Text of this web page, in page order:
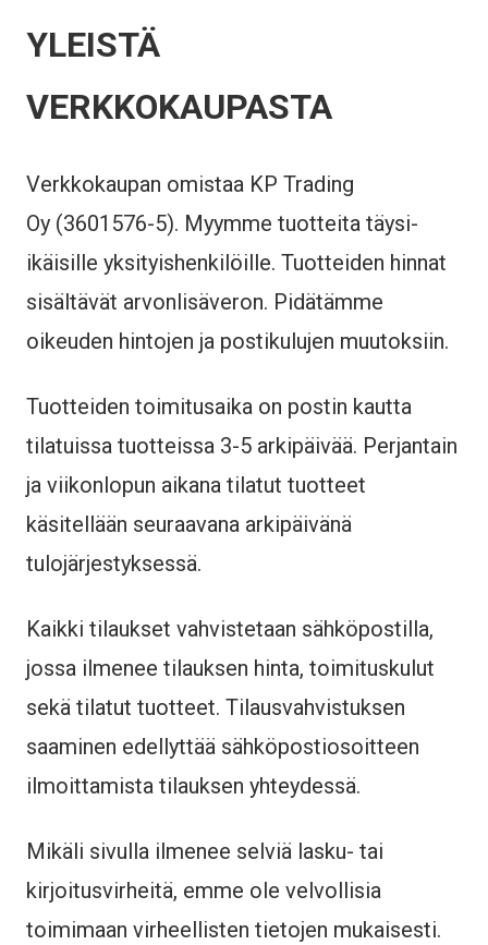
YLEISTÄ
VERKKOKAUPASTA
Verkkokaupan omistaa KP Trading
Oy (3601576-5). Myymme tuotteita täysi-
ikäisille yksityishenkilöille. Tuotteiden hinnat
sisältävät arvonlisäveron. Pidätämme
oikeuden hintojen ja postikulujen muutoksiin.
Tuotteiden toimitusaika on postin kautta
tilatuissa tuotteissa 3-5 arkipäivää. Perjantain
ja viikonlopun aikana tilatut tuotteet
käsitellään seuraavana arkipäivänä
tulojärjestyksessä.
Kaikki tilaukset vahvistetaan sähköpostilla,
jossa ilmenee tilauksen hinta, toimituskulut
sekä tilatut tuotteet. Tilausvahvistuksen
saaminen edellyttää sähköpostiosoitteen
ilmoittamista tilauksen yhteydessä.
Mikäli sivulla ilmenee selviä lasku- tai
kirjoitusvirheitä, emme ole velvollisia
toimimaan virheellisten tietojen mukaisesti.